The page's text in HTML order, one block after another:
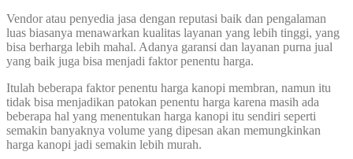
Vendor atau penyedia jasa dengan reputasi baik dan pengalaman
luas biasanya menawarkan kualitas layanan yang lebih tinggi, yang
bisa berharga lebih mahal. Adanya garansi dan layanan purna jual
yang baik juga bisa menjadi faktor penentu harga.
Itulah beberapa faktor penentu harga kanopi membran, namun itu
tidak bisa menjadikan patokan penentu harga karena masih ada
beberapa hal yang menentukan harga kanopi itu sendiri seperti
semakin banyaknya volume yang dipesan akan memungkinkan
harga kanopi jadi semakin lebih murah.